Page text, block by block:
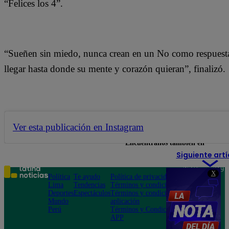
X
“Felices los 4”.
“Sueñen sin miedo, nunca crean en un No como
llegar hasta donde su mente y corazón quieran”, finalizó.
Ver esta publicación en Instagram
Siguiente
Encuéntranos también en
Política
Lima
Deportes
Mundo
Perú
Te ayudo
Tendencias
Espectáculos
Política de privacidad
Términos y condiciones
Términos y condiciones
aplicación
Términos y Condiciones
APP
Teléfono: 219
Av. San
Felipe 968
Jesús María